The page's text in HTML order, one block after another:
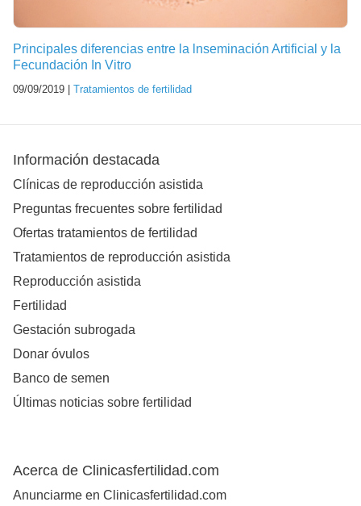
Principales diferencias entre la lnseminación Artificial y la
Fecundación In Vitro
09/09/2019 | Tratamientos de fertilidad
Información destacada
Clínicas de reproducción asistida
Preguntas frecuentes sobre fertilidad
Ofertas tratamientos de fertilidad
Tratamientos de reproducción asistida
Reproducción asistida
Fertilidad
Gestación subrogada
Donar óvulos
Banco de semen
Últimas noticias sobre fertilidad
Acerca de Clinicasfertilidad.com
Anunciarme en Clinicasfertilidad.com